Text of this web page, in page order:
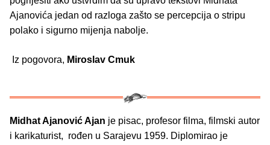
Ajanovića jedan od razloga zašto se percepcija o stripu
polako i sigurno mijenja nabolje.
Iz pogovora, Miroslav Cmuk
Midhat Ajanović Ajan je pisac, profesor filma, filmski autor
i karikaturist, rođen u Sarajevu 1959. Diplomirao je